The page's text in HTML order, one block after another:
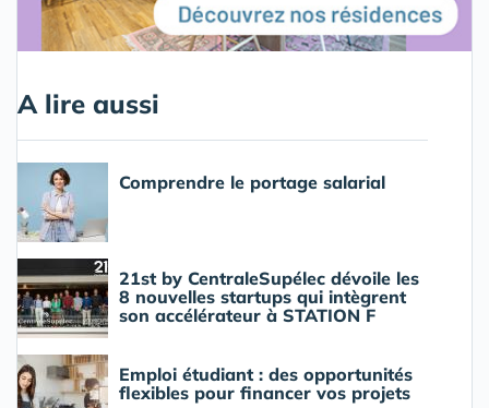
A lire aussi
Comprendre le portage salarial
21st by CentraleSupélec dévoile les
8 nouvelles startups qui intègrent
son accélérateur à STATION F
Emploi étudiant : des opportunités
flexibles pour financer vos projets